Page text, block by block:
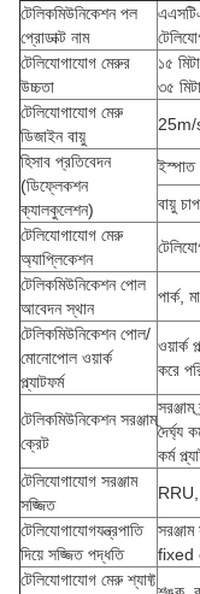
টেলিকমিউনিকেশন পল
প্রোডাক্ট নাম
টেলিযোগাযোগ মেরুর
উচ্চতা
১৫
৩৫
টেলিযোগাযোগ মেরু
ডিজাইন বায়ু
25m/s
হিসাব প্রতিবেদন
(ডিফ্লেকশন
ক্যালকুলেশন)
ইস্পাত
বায়ু
টেলিযোগাযোগ মেরু
অ্যাপ্লিকেশন
টেলিকমিউনিকেশন পোল
আবেদন স্থান
পার্ক,
টেলিকমিউনিকেশন পোল/
মোনোপোল ওয়ার্ক
প্ল্যাটফর্ম
ওয়ার্ক
করে
টেলিকমিউনিকেশন সরঞ্জাম
ক্রেট
দৈর্ঘ্য
কর্ম
টেলিযোগাযোগ সরঞ্জাম
সজ্জিত
RRU,
টেলিযোগাযোগযন্ত্রপাতি
দিয়ে সজ্জিত পদ্ধতি
fixed
টেলিযোগাযোগ মেরু শ্যাফ্ট